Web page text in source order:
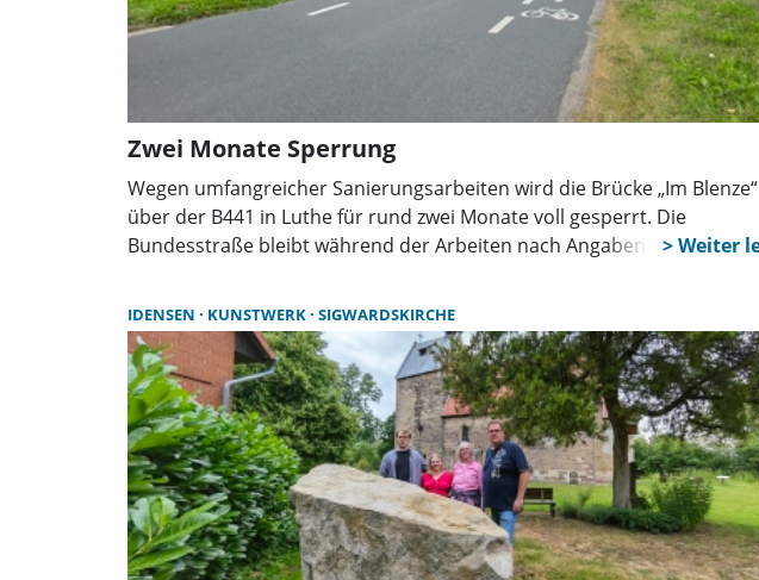
Zwei Monate Sperrung
Wegen umfangreicher Sanierungsarbeiten wird die Brücke „Im Blenze“
über der B441 in Luthe für rund zwei Monate voll gesperrt. Die
Bundesstraße bleibt während der Arbeiten nach Angaben der
IDENSEN KUNSTWERK SIGWARDSKIRCHE